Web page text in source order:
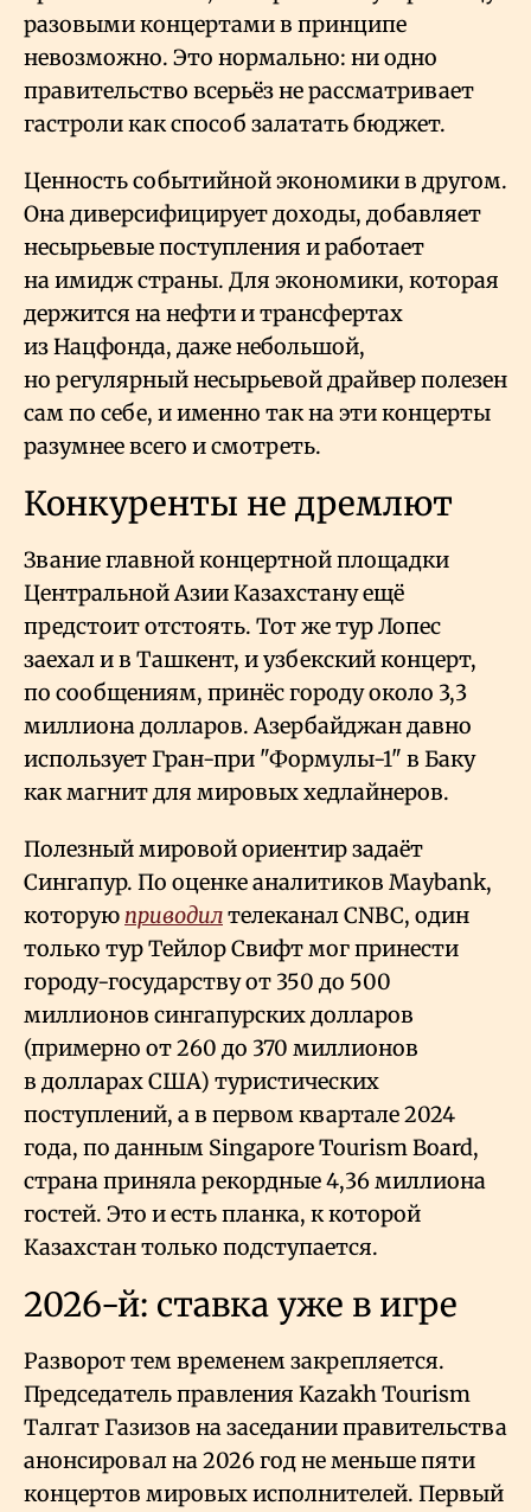
разовыми концертами в принципе
невозможно. Это нормально: ни одно
правительство всерьёз не рассматривает
гастроли как способ залатать бюджет.
Ценность событийной экономики в другом.
Она диверсифицирует доходы, добавляет
несырьевые поступления и работает
на имидж страны. Для экономики, которая
держится на нефти и трансфертах
из Нацфонда, даже небольшой,
но регулярный несырьевой драйвер полезен
сам по себе, и именно так на эти концерты
разумнее всего и смотреть.
Конкуренты не дремлют
Звание главной концертной площадки
Центральной Азии Казахстану ещё
предстоит отстоять. Тот же тур Лопес
заехал и в Ташкент, и узбекский концерт,
по сообщениям, принёс городу около 3,3
миллиона долларов. Азербайджан давно
использует Гран-при "Формулы-1" в Баку
как магнит для мировых хедлайнеров.
Полезный мировой ориентир задаёт
Сингапур. По оценке аналитиков Maybank,
которую приводилтелеканал CNBC, один
только тур Тейлор Свифт мог принести
городу-государству от 350 до 500
миллионов сингапурских долларов
(примерно от 260 до 370 миллионов
в долларах США) туристических
поступлений, а в первом квартале 2024
года, по данным Singapore Tourism Board,
страна приняла рекордные 4,36 миллиона
гостей. Это и есть планка, к которой
Казахстан только подступается.
2026-й: ставка уже в игре
Разворот тем временем закрепляется.
Председатель правления Kazakh Tourism
Талгат Газизов на заседании правительства
анонсировал на 2026 год не меньше пяти
концертов мировых исполнителей. Первый